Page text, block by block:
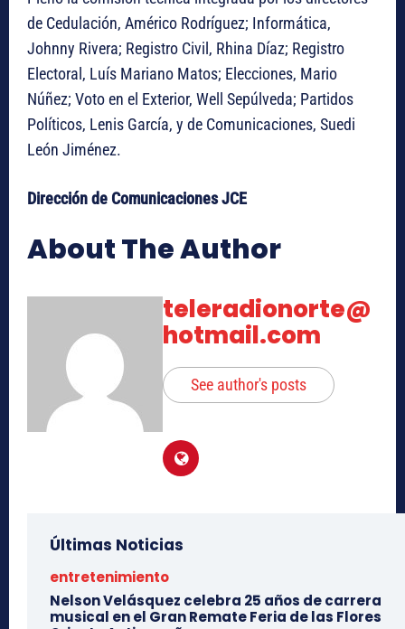
de Cedulación, Américo Rodríguez; Informática,
Johnny Rivera; Registro Civil, Rhina Díaz; Registro
Electoral, Luís Mariano Matos; Elecciones, Mario
Núñez; Voto en el Exterior, Well Sepúlveda; Partidos
Políticos, Lenis García, y de Comunicaciones, Suedi
León Jiménez.
Dirección de Comunicaciones JCE
About The Author
teleradionorte@
hotmail.com
See author's posts
Últimas Noticias
entretenimiento
Nelson Velásquez celebra 25 años de carrera
musical en el Gran Remate Feria de las Flores